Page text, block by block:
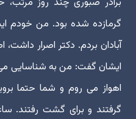
گرمازده شده بود. من خودم
آبادان بردم. دکتر اصرار داشت،
ایشان گفت: من به شناسایی